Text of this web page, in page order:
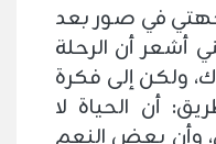
في صور بعد
أشعر أن الرحلة
ولكن إلى فكرة
أن الحياة لا
وأن بعض النعم